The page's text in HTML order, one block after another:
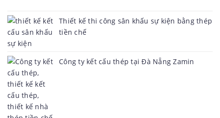
Thiết kế thi công sân khấu sự kiện bằng thép
tiền chế
Công ty kết cấu thép tại Đà Nẵng Zamin